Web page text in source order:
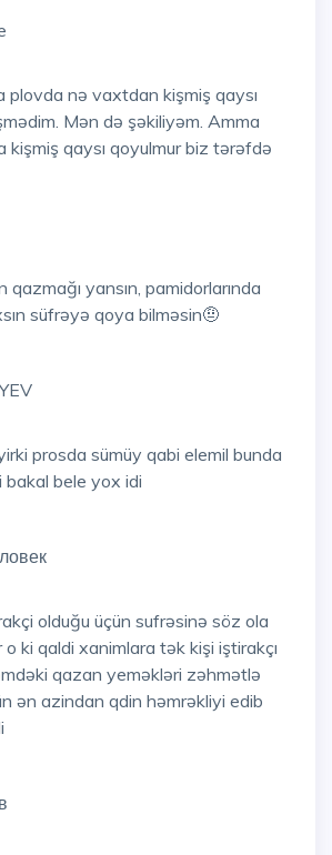
plovda nə vaxtdan kişmiş qaysı
Mən də şəkiliyəm. Amma
kişmiş qaysı qoyulmur biz tərəfdə
qazmağı yansın, pamidorlarında
süfrəyə qoya bilməsin🤨
prosda sümüy qabi elemil bunda
bakal bele yox idi
olduğu üçün sufrəsinə söz ola
ki qaldi xanimlara tək kişi iştirakçı
qazan yeməkləri zəhmətlə
ən azindan qdin həmrəkliyi edib